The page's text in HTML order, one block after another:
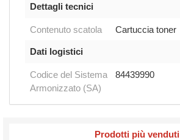
Dettagli tecnici
Contenuto scatola Cartuccia toner
Dati logistici
Codice del Sistema
Armonizzato (SA)
84439990
Prodotti più venduti